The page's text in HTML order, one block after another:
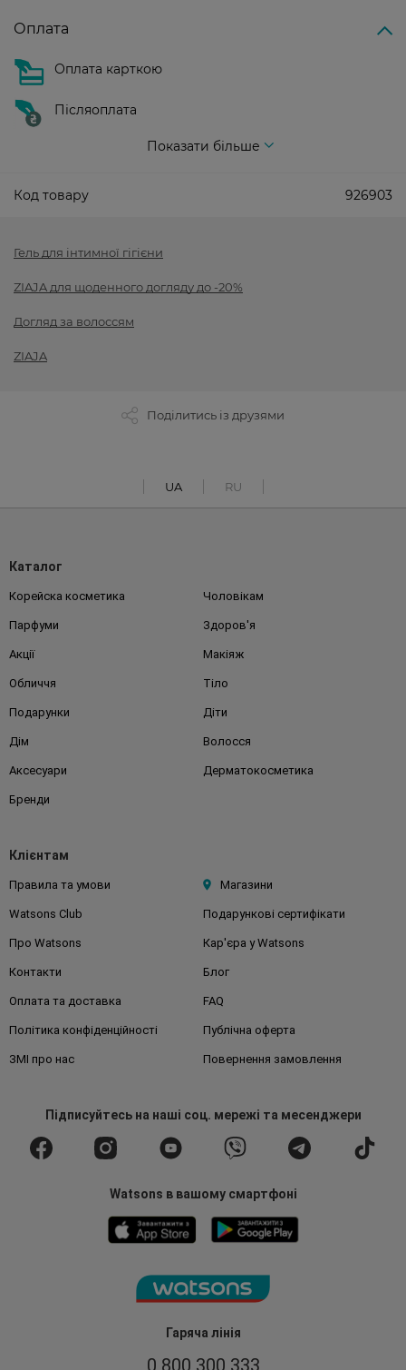
Оплата
Оплата карткою
Післяоплата
Показати більше
Код товару 926903
Гель для інтимної гігієни
ZIAJA для щоденного догляду до -20%
Догляд за волоссям
ZIAJA
Поділитись із друзями
UA RU
Гаряча лінія
Каталог
Корейска косметика Чоловікам
Парфуми Здоров'я
Акції Макіяж
Обличчя Тіло
Подарунки Діти
Дім Волосся
Аксесуари Дерматокосметика
Бренди
Клієнтам
Правила та умови Магазини
Watsons Club Подарункові сертифікати
Про Watsons Кар'єра у Watsons
Контакти Блог
Оплата та доставка FAQ
Політика конфіденційності Публічна оферта
ЗМІ про нас Повернення замовлення
Підписуйтесьна наші соц. мережі та месенджери
Watsons в вашому смартфоні